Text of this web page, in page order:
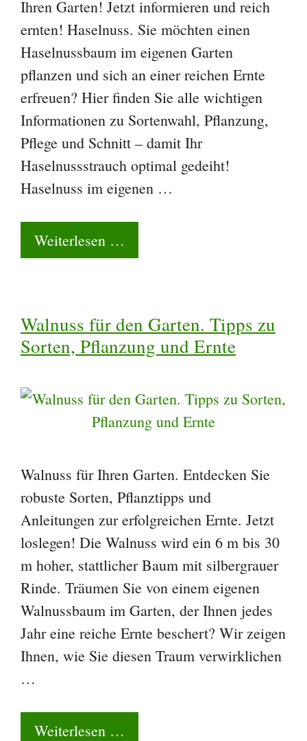
Ihren Garten! Jetzt informieren und reich
ernten! Haselnuss. Sie möchten einen
Haselnussbaum im eigenen Garten
pflanzen und sich an einer reichen Ernte
erfreuen? Hier finden Sie alle wichtigen
Informationen zu Sortenwahl, Pflanzung,
Pflege und Schnitt – damit Ihr
Haselnussstrauch optimal gedeiht!
Haselnuss im eigenen …
Weiterlesen …
Walnuss für den Garten. Tipps zu
Sorten, Pflanzung und Ernte
Walnuss für Ihren Garten. Entdecken Sie
robuste Sorten, Pflanztipps und
Anleitungen zur erfolgreichen Ernte. Jetzt
loslegen! Die Walnuss wird ein 6 m bis 30
m hoher, stattlicher Baum mit silbergrauer
Rinde. Träumen Sie von einem eigenen
Walnussbaum im Garten, der Ihnen jedes
Jahr eine reiche Ernte beschert? Wir zeigen
Ihnen, wie Sie diesen Traum verwirklichen
…
Weiterlesen …